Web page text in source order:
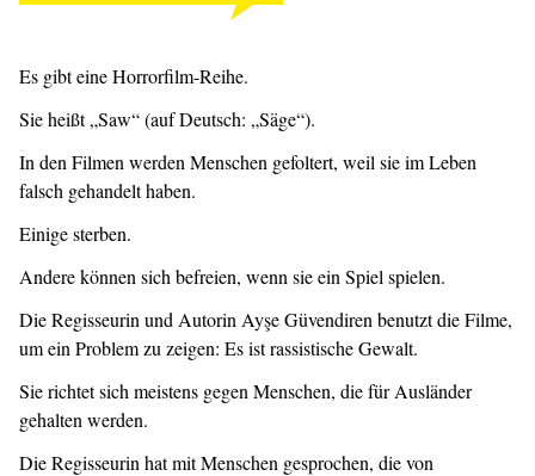
Es gibt eine Horrorfilm-Reihe.
Sie heißt „Saw“ (auf Deutsch: „Säge“).
In den Filmen werden Menschen gefoltert, weil sie im Leben
falsch gehandelt haben.
Einige sterben.
Andere können sich befreien, wenn sie ein Spiel spielen.
Die Regisseurin und Autorin Ayşe Güvendiren benutzt die Filme,
um ein Problem zu zeigen: Es ist rassistische Gewalt.
Sie richtet sich meistens gegen Menschen, die für Ausländer
gehalten werden.
Die Regisseurin hat mit Menschen gesprochen, die von